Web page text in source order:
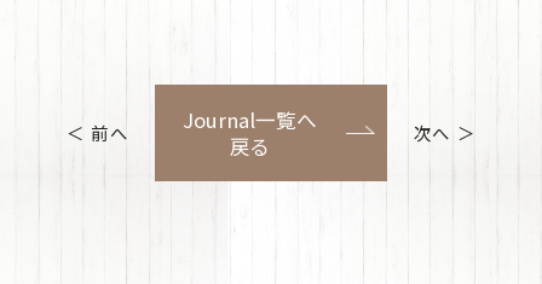
＜ 前へ
Journal一覧へ
戻る
次へ ＞